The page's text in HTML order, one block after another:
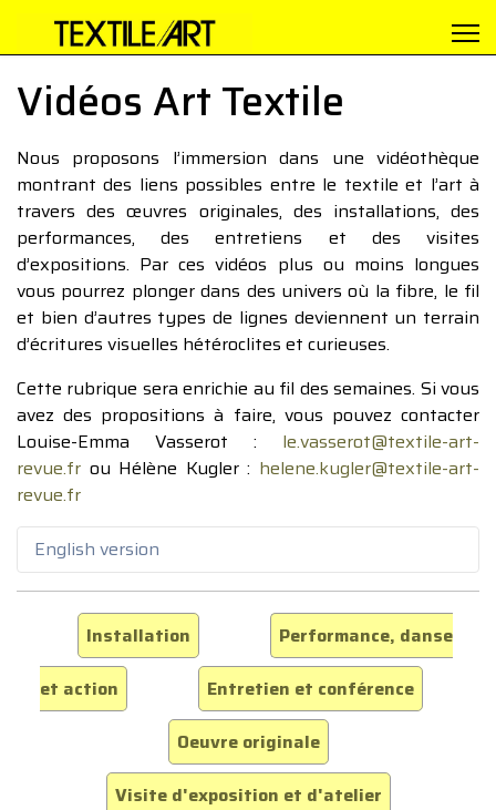
Vidéos Art Textile
Nous proposons l’immersion dans une vidéothèque
montrant des liens possibles entre le textile et l’art à
travers des œuvres originales, des installations, des
performances, des entretiens et des visites
d’expositions. Par ces vidéos plus ou moins longues
vous pourrez plonger dans des univers où la fibre, le fil
et bien d’autres types de lignes deviennent un terrain
d’écritures visuelles hétéroclites et curieuses.
Cette rubrique sera enrichie au fil des semaines. Si vous
avez des propositions à faire, vous pouvez contacter
Louise-Emma Vasserot : le.vasserot@textile-art-
revue.fr ou Hélène Kugler : helene.kugler@textile-art-
revue.fr
English version
Installation
Performance, danse
et action
Entretien et conférence
Oeuvre originale
Visite d'exposition et d'atelier